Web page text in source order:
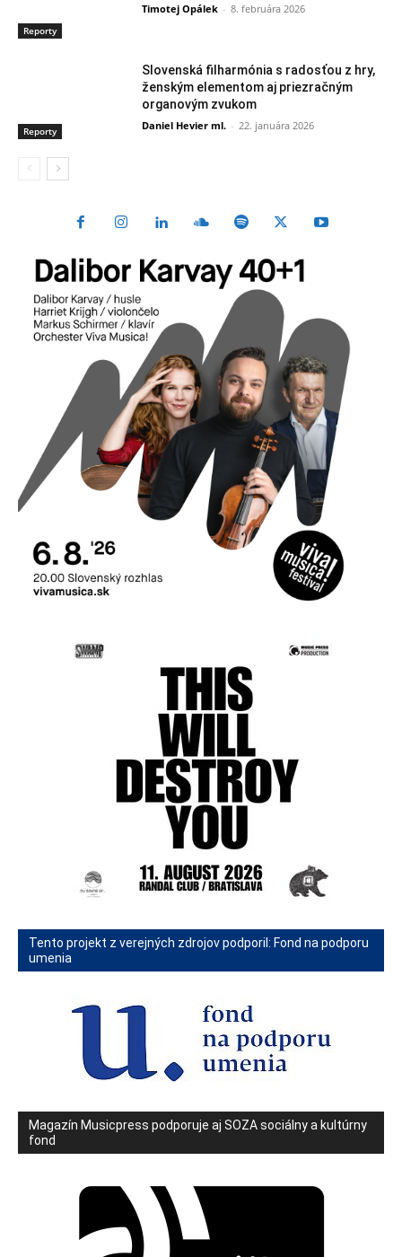
Reporty
Timotej Opálek - 8. februára 2026
Reporty
Slovenská filharmónia s radosťou z hry,
ženským elementom aj priezračným
organovým zvukom
Daniel Hevier ml. - 22. januára 2026
Tento projekt z verejných zdrojov podporil: Fond na podporu
umenia
Magazín Musicpress podporuje aj SOZA sociálny a kultúrny
fond